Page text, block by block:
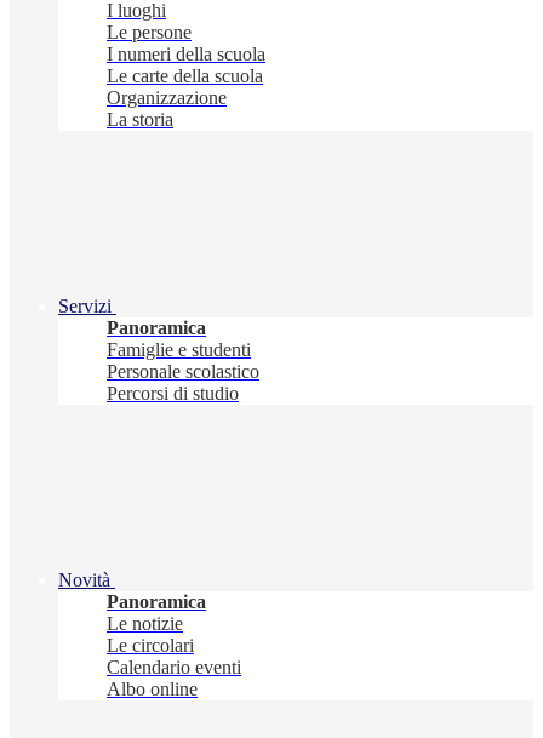
I luoghi
Le persone
I numeri della scuola
Le carte della scuola
Organizzazione
La storia
Servizi
Panoramica
Famiglie e studenti
Personale scolastico
Percorsi di studio
Novità
Panoramica
Le notizie
Le circolari
Calendario eventi
Albo online